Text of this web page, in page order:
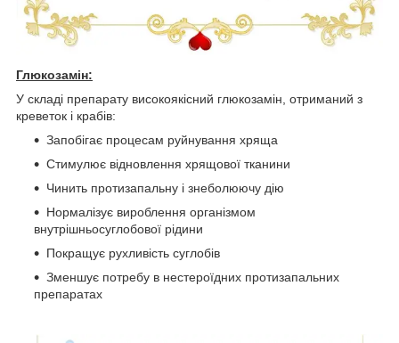
Глюкозамін:
У складі препарату високоякісний глюкозамін, отриманий з
креветок і крабів:
Запобігає процесам руйнування хряща
Стимулює відновлення хрящової тканини
Чинить протизапальну і знеболюючу дію
Нормалізує вироблення організмом
внутрішньосуглобової рідини
Покращує рухливість суглобів
Зменшує потребу в нестероїдних протизапальних
препаратах